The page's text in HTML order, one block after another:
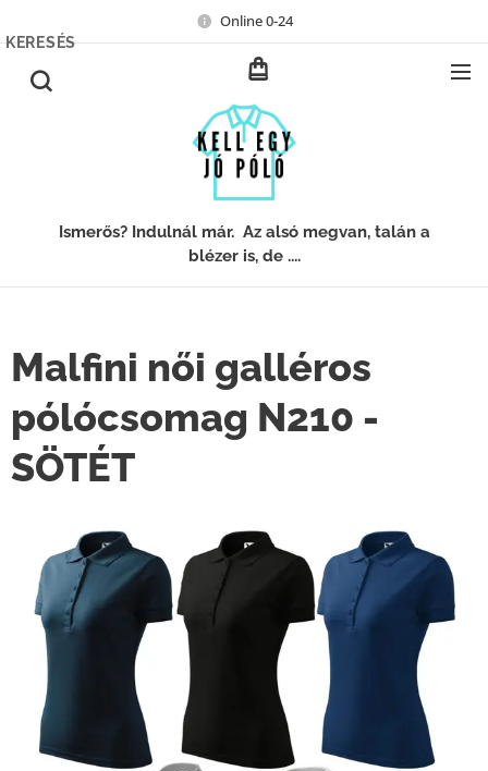
Online 0-24
Ismerős? Indulnál már. Az alsó megvan, talán a
blézer is, de ....
KERESÉS
Malfini női galléros
pólócsomag N210 -
SÖTÉT